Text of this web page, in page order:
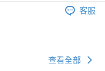
客服
查看全部